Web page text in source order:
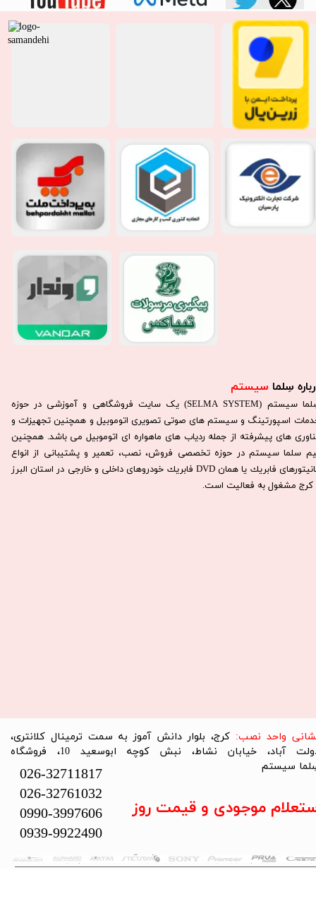
سِلما سیستم​​​​​​​
سِلما سيستم (SELMA SYSTEM) یک سایت فروشگاهی و آموزشی در حوزه
اسپورتینگ و سیستم های صوتی تصویری اتوموبیل و همچنین تجهیزات و
های پیشرفته از جمله ردیاب های ماهواره ای اتوموبیل می باشد. همچنين
سلما سيستم در حوزه تخصصی فروش، نصب، تعمير و پشتيبانی از انواع
مانيتورهای فابريك يا همان DVD فابريك خودروهای داخلی و خارجی در استان البرز
كرج مشغول به فعاليت است.​​​​​​​
تمام حقوق این سایت متعلق به فروشگاه سلما سیستم می‌باشد.
واحد نصب: کرج، بلوار دانش آموز به سمت ترمینال کلانتری،
دولت آباد، خیابان نشاط، نبش کوچه ابوسعید 10، فروشگاه
سیستم​​​​​​​
026-32711817
026-32761032
0990-3997606
0939-9922490
موجودی و قیمت روز